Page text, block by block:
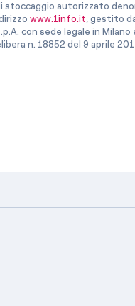
stoccaggio autorizzato
www.1info.it, gestito
con sede legale in
n. 18852 del 9 aprile